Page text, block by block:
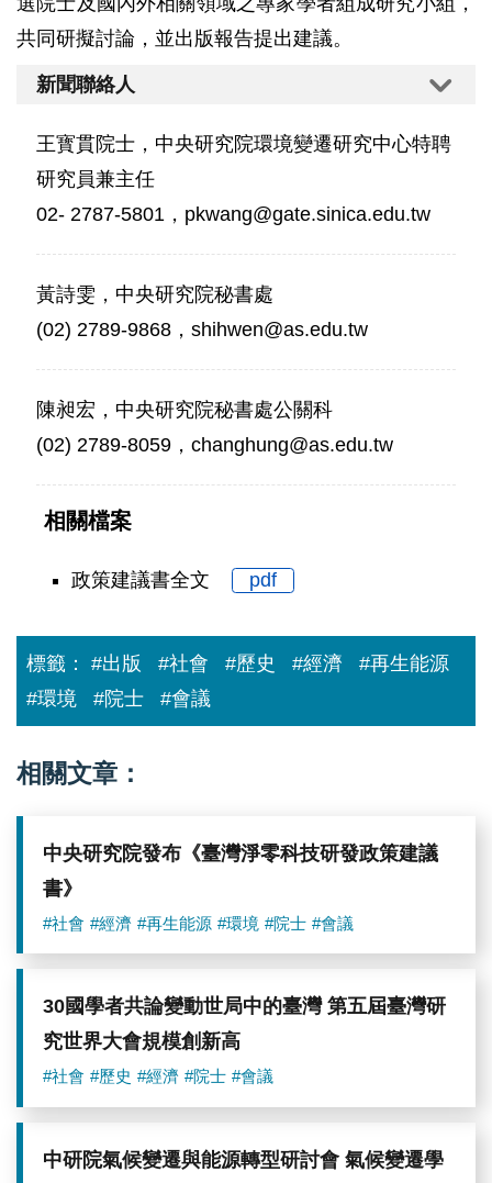
共同研擬討論，並出版報告提出建議。
新聞聯絡人
王寳貫院士，中央研究院環境變遷研究中心特聘
研究員兼主任
02- 2787-5801，pkwang@gate.sinica.edu.tw
黃詩雯，中央研究院秘書處
(02) 2789-9868，shihwen@as.edu.tw
陳昶宏，中央研究院秘書處公關科
(02) 2789-8059，changhung@as.edu.tw
相關檔案
政策建議書全文 pdf
標籤： #出版 #社會 #歷史 #經濟
#再生能源
#環境
#院士 #會議
相關文章：
中央研究院發布《臺灣淨零科技研發政策建議
書》
#社會 #經濟 #再生能源 #環境 #院士 #會議
30國學者共論變動世局中的臺灣 第五屆臺灣研
究世界大會規模創新高
#社會 #歷史 #經濟 #院士 #會議
中研院氣候變遷與能源轉型研討會 氣候變遷學